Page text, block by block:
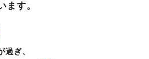
ます。
過ぎ、